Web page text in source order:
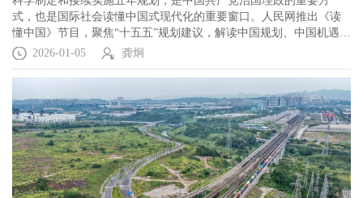
式，也是国际社会读懂中国式现代化的重要窗口。人民网推出《读
懂中国》节目，聚焦“十五五”规划建议，解读中国规划、中国机遇、
中国治理，致力于消除误解误读，增进理解和认同。
2026-01-05 龚炯